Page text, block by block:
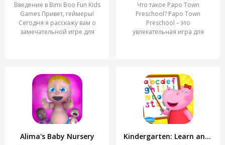
Введение в Bimi Boo Fun Kids
Games Привет, геймеры!
Сегодня я расскажу вам о
замечательной игре для
Что такое Papo Town
Preschool? Papo Town
Preschool – это
увлекательная игра для
Alima's Baby Nursery Kindergarten: Learn and play